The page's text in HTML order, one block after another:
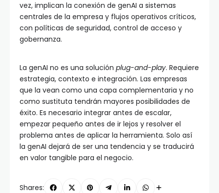
vez, implican la conexión de genAI a sistemas
centrales de la empresa y flujos operativos críticos,
con políticas de seguridad, control de acceso y
gobernanza.
La genAI no es una solución plug-and-play. Requiere
estrategia, contexto e integración. Las empresas
que la vean como una capa complementaria y no
como sustituta tendrán mayores posibilidades de
éxito. Es necesario integrar antes de escalar,
empezar pequeño antes de ir lejos y resolver el
problema antes de aplicar la herramienta. Solo así
la genAI dejará de ser una tendencia y se traducirá
en valor tangible para el negocio.
Shares: